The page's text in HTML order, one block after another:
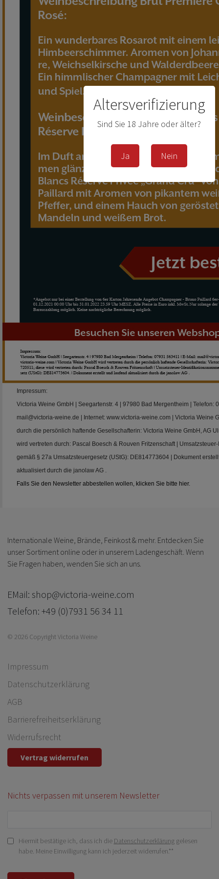
Altersverifizierung
Sind Sie 18 Jahre oder älter?
Ja Nein
Impressum:
Victoria Weine GmbH | Seegartenstr. 4 | 97980 Bad Mergentheim | Telefon:
mail@victoria-weine.de | Internet: www.victoria-weine.com | Victoria Weine
durch die persönlich haftende Gesellschafterin: Victoria Weine GmbH, AG
wird vertreten durch: Pascal Boesch & Rouven Fritzenschaft |
gemäß § 27a Umsatzsteuergesetz (UStG): DE814773604 | Dokument
aktualisiert durch die janolaw AG .
Falls Sie den Newsletter abbestellen wollen, klicken Sie bitte hier.
Internationale Weine, Brände, Feinkost & mehr. Entdecken Sie
unser Sortiment online oder in unserem Ladengeschäft. Wenn
Sie Fragen haben, wenden Sie sich an uns.
EMail: shop@victoria-weine.com
Telefon: +49 (0)7931 56 34 11
© 2026 Copyright Victoria Weine
Impressum
Daten­schutz­erklärung
AGB
Barrierefreiheitserklärung
Widerrufs­recht
Vertrag widerrufen
Nichts verpassen mit unserem Newsletter
Hiermit bestätige ich, dass ich die Daten­schutz­erklärung gelesen
habe. Meine Einwilligung kann ich jederzeit widerrufen.**